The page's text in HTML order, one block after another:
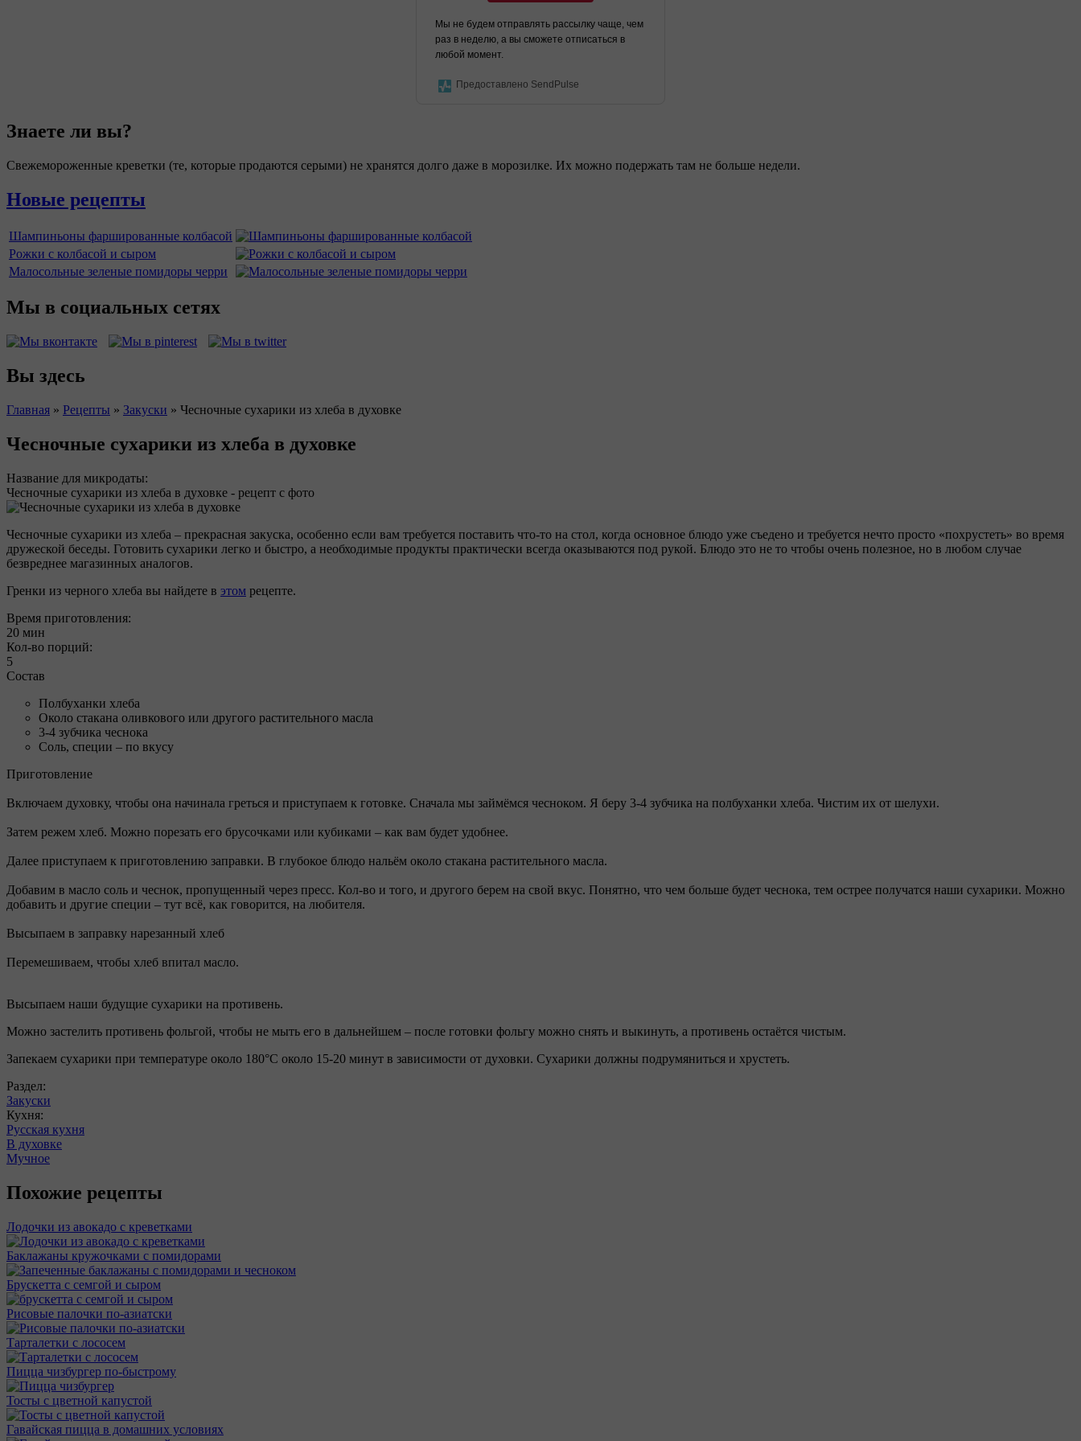
Мы не будем отправлять рассылку чаще, чем
раз в неделю, а вы сможете отписаться в
любой момент.
Предоставлено SendPulse
Знаете ли вы?
Свежемороженные креветки (те, которые продаются серыми) не хранятся долго даже в морозилке. Их можно подержать там не больше недели.
Новые рецепты
Шампиньоны фаршированные колбасой
Рожки с колбасой и сыром
Малосольные зеленые помидоры черри
Мы в социальных сетях
Вы здесь
Главная » Рецепты » Закуски » Чесночные сухарики из хлеба в духовке
Чесночные сухарики из хлеба в духовке
Название для микродаты:
Чесночные сухарики из хлеба в духовке - рецепт с фото
Чесночные сухарики из хлеба – прекрасная закуска, особенно если вам требуется поставить что-то на стол, когда основное блюдо уже съедено и требуется нечто просто «похрустеть» во время
дружеской беседы. Готовить сухарики легко и быстро, а необходимые продукты практически всегда оказываются под рукой. Блюдо это не то чтобы очень полезное, но в любом случае
безвреднее магазинных аналогов.
Гренки из черного хлеба вы найдете в этом рецепте.
Время приготовления:
20 мин
Кол-во порций:
5
Состав
Полбуханки хлеба
Около стакана оливкового или другого растительного масла
3-4 зубчика чеснока
Соль, специи – по вкусу
Приготовление
Включаем духовку, чтобы она начинала греться и приступаем к готовке. Сначала мы займёмся чесноком. Я беру 3-4 зубчика на полбуханки хлеба. Чистим их от шелухи.
Затем режем хлеб. Можно порезать его брусочками или кубиками – как вам будет удобнее.
Далее приступаем к приготовлению заправки. В глубокое блюдо нальём около стакана растительного масла.
Добавим в масло соль и чеснок, пропущенный через пресс. Кол-во и того, и другого берем на свой вкус. Понятно, что чем больше будет чеснока, тем острее получатся наши сухарики. Можно
добавить и другие специи – тут всё, как говорится, на любителя.
Высыпаем в заправку нарезанный хлеб
Перемешиваем, чтобы хлеб впитал масло.
Высыпаем наши будущие сухарики на противень.
Можно застелить противень фольгой, чтобы не мыть его в дальнейшем – после готовки фольгу можно снять и выкинуть, а противень остаётся чистым.
Запекаем сухарики при температуре около 180°C около 15-20 минут в зависимости от духовки. Сухарики должны подрумяниться и хрустеть.
Раздел:
Закуски
Кухня:
Русская кухня
В духовке
Мучное
Похожие рецепты
Лодочки из авокадо с креветками
Баклажаны кружочками с помидорами
Брускетта с семгой и сыром
Рисовые палочки по-азиатски
Тарталетки с лососем
Пицца чизбургер по-быстрому
Тосты с цветной капустой
Гавайская пицца в домашних условиях